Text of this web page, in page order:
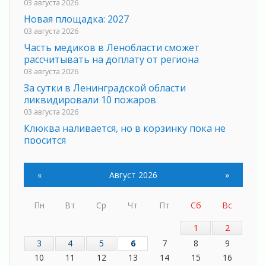
03 августа 2026
Новая площадка: 2027
03 августа 2026
Часть медиков в Ленобласти сможет
рассчитывать на доплату от региона
03 августа 2026
За сутки в Ленинградской области
ликвидировали 10 пожаров
03 августа 2026
Клюква наливается, но в корзинку пока не
просится
подняли зарплаты почти на 40% за год
Шесть новых жизней в честь дня рождения
Уроки безопасности для детей и взрослых
03 августа 2026
« Август 2026 »
Пн Вт Ср Чт Пт Сб
Вс
1
2
3
4 5 6 7 8
9
10
11 12 13 14 15
16